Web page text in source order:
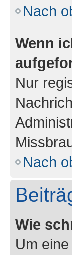
Nach
Wenn
Nur
Nach
Wie
Um